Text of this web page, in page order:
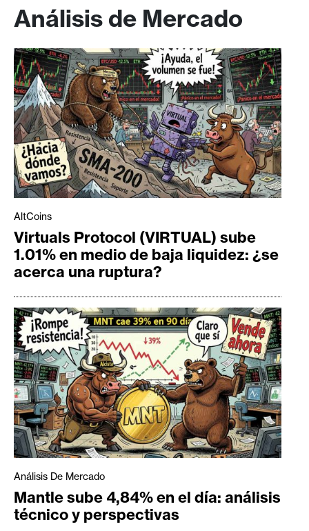
Análisis de Mercado
AltCoins
Virtuals Protocol (VIRTUAL) sube
1.01% en medio de baja liquidez: ¿se
acerca una ruptura?
Análisis De Mercado
Mantle sube 4,84% en el día: análisis
técnico y perspectivas